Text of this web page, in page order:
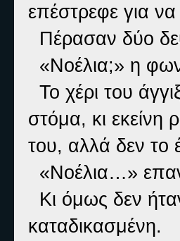
επέστρεφε για
Πέρασαν δύο
«Νοέλια;» η
Το χέρι του
στόμα, κι εκείνη
του, αλλά δεν το
«Νοέλια…»
Κι όμως δεν
καταδικασμένη.